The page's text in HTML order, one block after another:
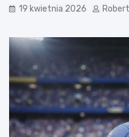
19 kwietnia 2026